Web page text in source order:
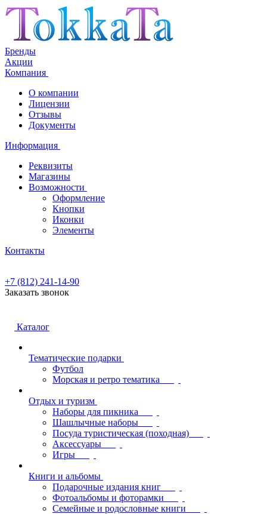
Бренды
Акции
Компания
О компании
Лицензии
Отзывы
Документы
Информация
Реквизиты
Магазины
Возможности
Оформление
Кнопки
Иконки
Элементы
Контакты
+7 (812) 241-14-90
Заказать звонок
Каталог
Тематические подарки
Футбол
Морская и ретро тематика
Отдых и туризм
Наборы для пикника
Шашлычные наборы
Посуда туристическая (походная)
Аксессуары
Игры
Книги и альбомы
Подарочные издания книг
Фотоальбомы и фоторамки
Семейные и родословные книги